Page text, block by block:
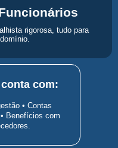
rigorosa, tudo para
com:
• Contas
Benefícios com